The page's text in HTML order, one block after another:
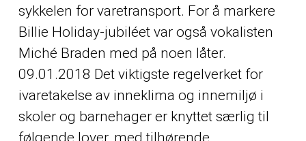
sykkelen for varetransport. For å markere
Billie Holiday-jubiléet var også vokalisten
Miché Braden med på noen låter.
09.01.2018 Det viktigste regelverket for
ivaretakelse av inneklima og innemiljø i
skoler og barnehager er knyttet særlig til